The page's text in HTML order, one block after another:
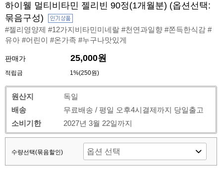
하이웰 멀티비타민 젤리빈 90정(1개월분) (옵션선택:
묶음구성)
#젤리영양제 #12가지비타민미네랄 #천연과일향 #쫀득한식감 #
유아 #어린이 #온가족 #누구나맛있게
판매가 25,000원
적립금 1%(250원)
원산지
독일
배송
무료배송 / 평일 오후4시결제까지 당일출고
소비기한
2027년 3월 22일까지
수량선택(묶음할인)